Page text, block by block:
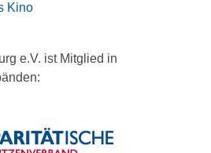
Kino
e.V. ist Mitglied in